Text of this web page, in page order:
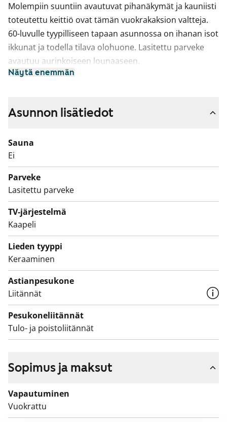
Molempiin suuntiin avautuvat pihanäkymät ja kauniisti
toteutettu keittiö ovat tämän vuokrakaksion valtteja.
60-luvulle tyypilliseen tapaan asunnossa on ihanan isot
ikkunat ja todella tilava olohuone. Lasitettu parveke
avautuu aurinkoiseen lounaaseen.
ja työtasot ovat pehmeänharmaata laminaattia.
sähköliesi, astianpesukone on mahdollista asentaa.
Kylpyhuoneen lattiat on laatoitettu harmaalla ja seinät
valkoisella kaakelilla. Kapealle pyykinpesukoneelle on
tilavaraus.
Olisiko tässä uusi elämäsi vuokrakoti? Tulehan
tutustumaan paikan päälle!
Näytä enemmän
Asunnon lisätiedot
Sauna
Ei
Parveke
Lasitettu parveke
TV-järjestelmä
Kaapeli
Lieden tyyppi
Keraaminen
Astianpesukone
Liitännät
Pesukoneliitännät
Tulo- ja poistoliitännät
Sopimus ja maksut
Vapautuminen
Vuokrattu